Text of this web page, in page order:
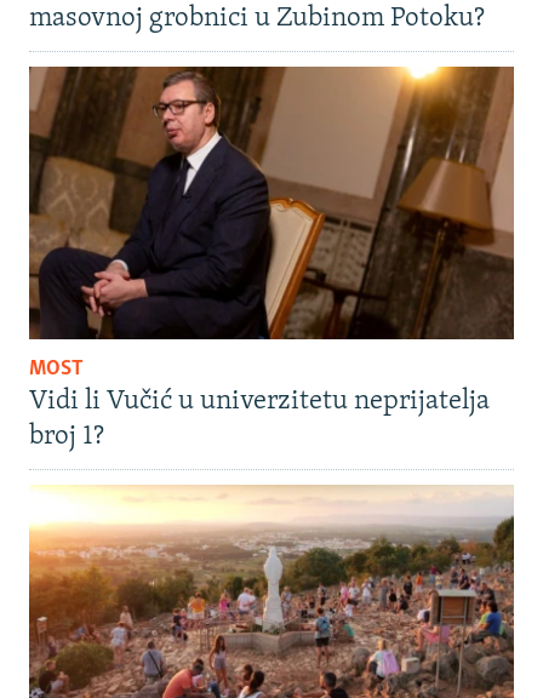
masovnoj grobnici u Zubinom Potoku?
MOST
Vidi li Vučić u univerzitetu neprijatelja
broj 1?